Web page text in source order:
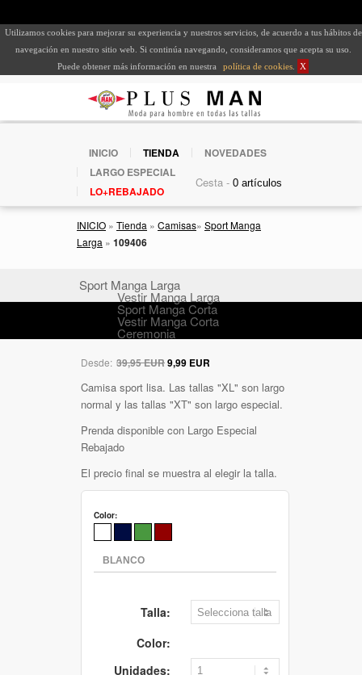
Utilizamos cookies para mejorar su experiencia y nuestros servicios, de acuerdo a tus hábitos de
navegación en nuestro sitio web. Si continúa navegando, consideramos que acepta su uso.
Puede obtener más información en nuestra
política de cookies X
INICIO TIENDA
NOVEDADES
LARGO ESPECIAL
LO+REBAJADO
Cesta -
INICIO » Tienda » Camisas» Sport Manga
Larga » 109406
Sport Manga Larga
Vestir Manga Larga
Sport Manga Corta
Vestir Manga Corta
Ceremonia
Desde: 39,95 EUR9,99 EUR
Camisa sport lisa. Las tallas "XL" son largo
normal y las tallas "XT" son largo especial.
Prenda disponible con Largo Especial
Rebajado
El precio final se muestra al elegir la talla.
Color:
Talla:
Color:
Unidades: